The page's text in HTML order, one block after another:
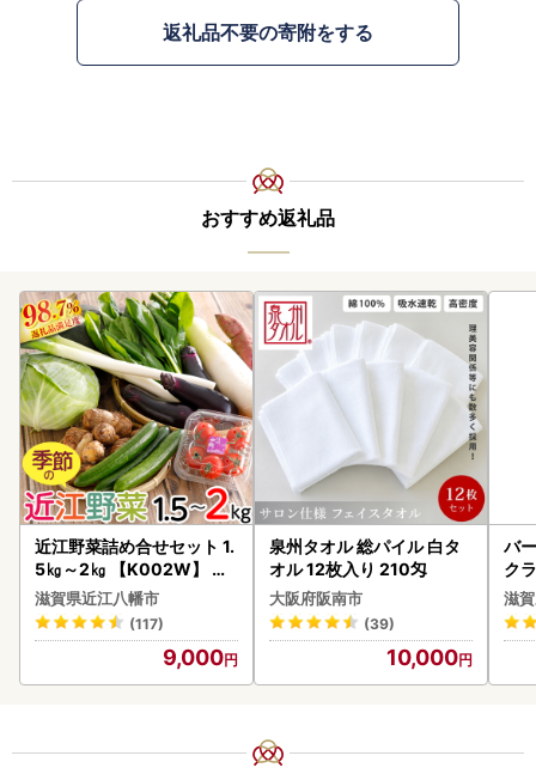
返礼品不要の寄附をする
おすすめ返礼品
近江野菜詰め合せセット 1.
5㎏～2㎏ 【K002W】 野
菜 旬 新鮮
滋賀県近江八幡市
(117)
9,000
泉州タオル 総パイル 白タ
オル 12枚入り 210匁
大阪府阪南市
(39)
10,000
バ
ク
ア
ン
滋